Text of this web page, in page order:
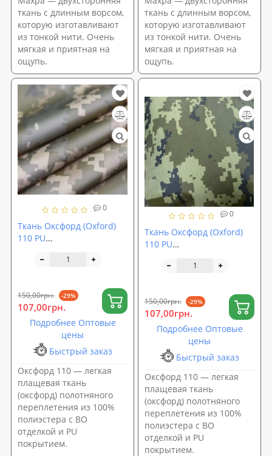
ткань с длинным ворсом,
которую изготавливают
из тонкой нити. Очень
мягкая и приятная на
ощупь.
ткань с длинным ворсом,
которую изготавливают
из тонкой нити. Очень
мягкая и приятная на
ощупь.
0
Ткань Оксфорд (Oxford)
110 PU
100% ПЭ 150см камуфляж
150,00грн. -29%
107,00грн.
Подробнее Оптовые
цены
Быстрый заказ
Оксфорд 110 — легкая
плащевая ткань
(оксфорд) полотняного
переплетения из 100%
полиэстера с ВО
отделкой и PU
покрытием.
0
Ткань Оксфорд (Oxford)
110 PU
100% ПЭ 150см камуфляж
150,00грн. -29%
107,00грн.
Подробнее Оптовые
цены
Быстрый заказ
Оксфорд 110 — легкая
плащевая ткань
(оксфорд) полотняного
переплетения из 100%
полиэстера с ВО
отделкой и PU
покрытием.